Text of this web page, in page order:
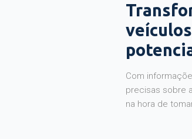
Com
precisas sobre
na hora de